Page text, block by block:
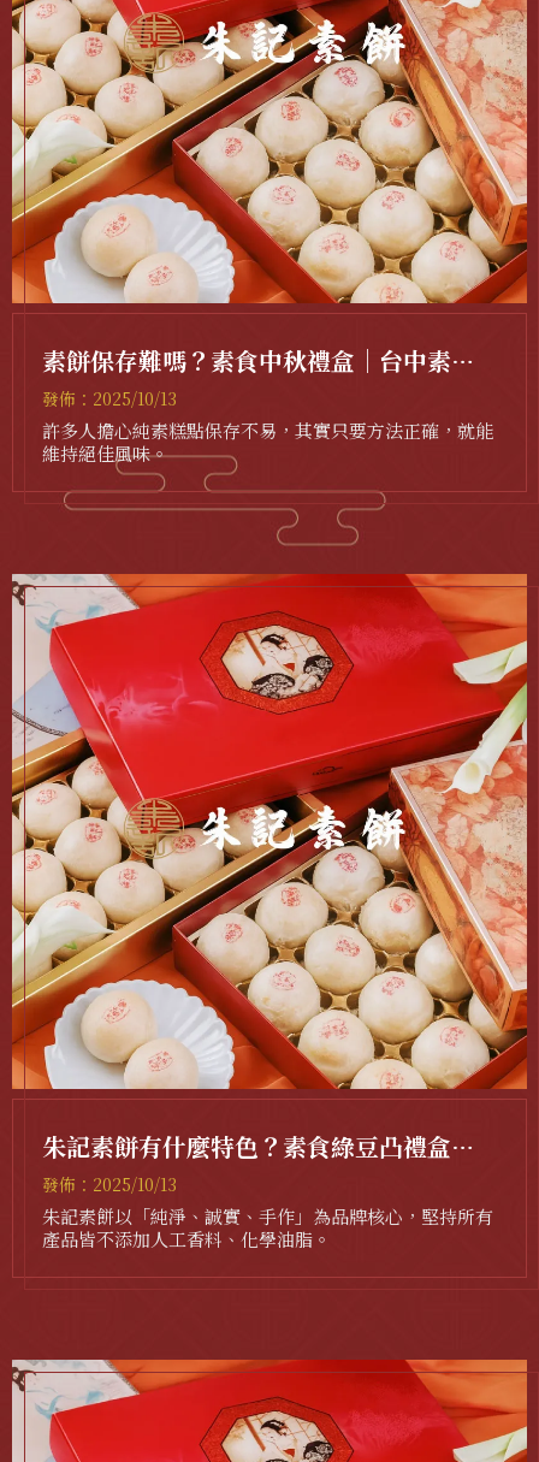
素餅保存難嗎？素食中秋禮盒｜台中素食
中秋禮盒｜
發佈：2025/10/13
許多人擔心純素糕點保存不易，其實只要方法正確，就能
維持絕佳風味。
朱記素餅有什麼特色？素食綠豆凸禮盒｜
台中素食綠豆凸禮盒｜
發佈：2025/10/13
朱記素餅以「純淨、誠實、手作」為品牌核心，堅持所有
產品皆不添加人工香料、化學油脂。